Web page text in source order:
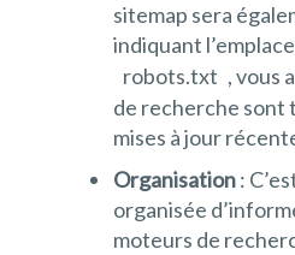
sitemap sera
indiquant
robots.txt , vous
de recherche sont
mises à jour
Organisation:
organisée
moteurs de